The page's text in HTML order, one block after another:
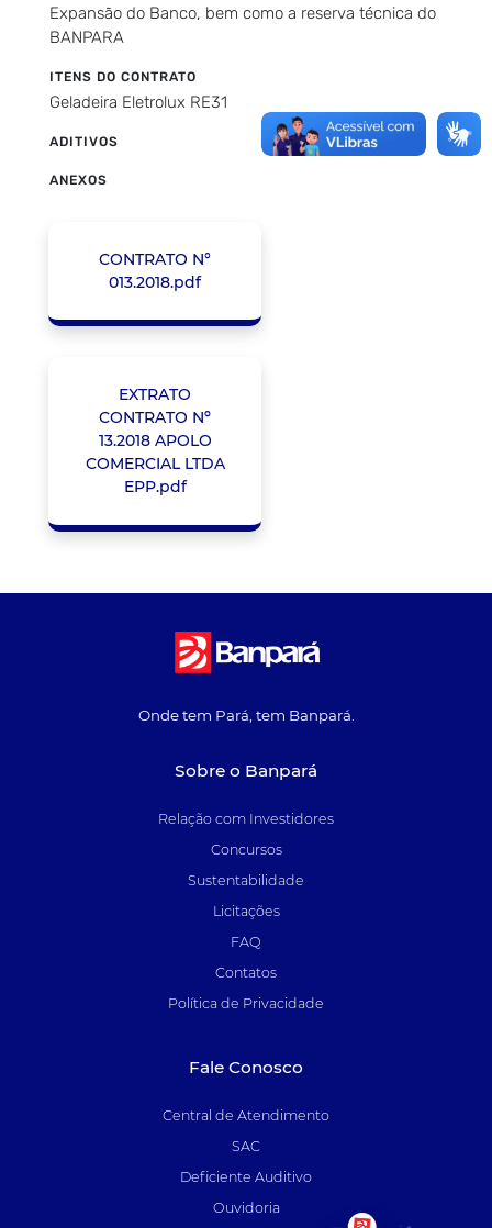
Expansão do Banco, bem como a reserva técnica do
BANPARA
ITENS DO CONTRATO
Geladeira Eletrolux RE31
ADITIVOS
ANEXOS
CONTRATO N°
013.2018.pdf
EXTRATO
CONTRATO Nº
13.2018 APOLO
COMERCIAL LTDA
EPP.pdf
Onde tem Pará, tem Banpará.
Sobre o Banpará
Relação com Investidores
Concursos
Sustentabilidade
Licitações
FAQ
Contatos
Política de Privacidade
Fale Conosco
Central de Atendimento
SAC
Deficiente Auditivo
Ouvidoria